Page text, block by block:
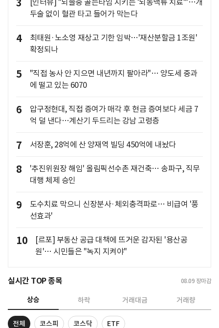
3
[인터뷰] "뇌졸중 골든타임 지키는 '뇌동맥류 치료'"…개
두술 없이 혈관 타고 들어가 막는다
4
최태원·노소영 재상고 기한 임박…'재산분할금 1조원'
확정되나
5
"직접 농사 안 지으면 내년까지 팔아라"… 양도세 중과
에 떨고 있는 6070
6
압구정현대, 직접 증여가 매각 후 현금 증여보다 세금 7
억 덜 낸다…계산기 두드리는 강남 고령층
7 서장훈, 28억에 산 양재역 빌딩 450억에 내놨다
8
'추진위원장 해임' 올림픽선수촌 재건축… 송파구, 직무
대행 체제 승인
9
도수치료 막으니 신장분사·체외충격파로… 비급여 '풍
선효과'
10
[르포] 부동산 공급 대책에 뜨거운 감자된 '용산공
원'… 시민들은 "녹지 지켜야"
실시간 TOP 종목 08.09 장마감
상승 하락 거래대금 거래량
전체 코스피 코스닥 ETF